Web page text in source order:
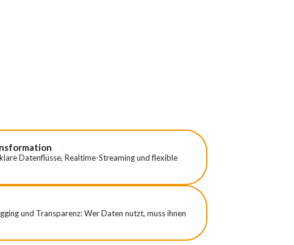
Datenflüsse, Realtime-Streaming und flexible
und Transparenz: Wer Daten nutzt, muss ihnen